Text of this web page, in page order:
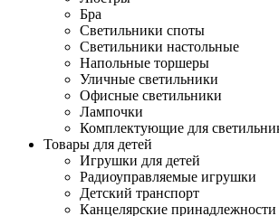
Бра
Светильники споты
Светильники настольные
Напольные торшеры
Уличные светильники
Офисные светильники
Лампочки
Комплектующие для
Товары для детей
Игрушки для детей
Радиоуправляемые игрушки
Детский транспорт
Канцелярские